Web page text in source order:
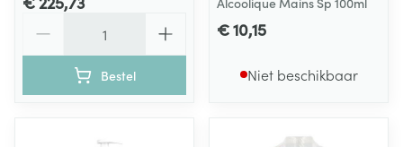
Bestel
€ 10,15
Niet beschikbaar